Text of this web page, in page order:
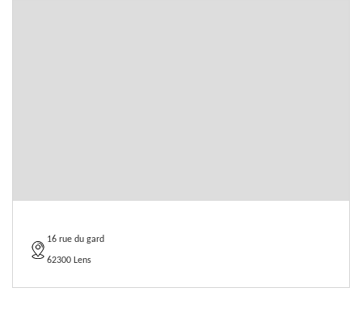
16 rue du gard
62300 Lens